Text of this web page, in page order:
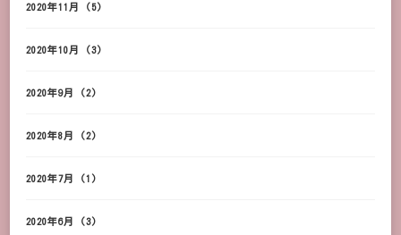
2020年11月 (5)
2020年10月 (3)
2020年9月 (2)
2020年8月 (2)
2020年7月 (1)
2020年6月 (3)